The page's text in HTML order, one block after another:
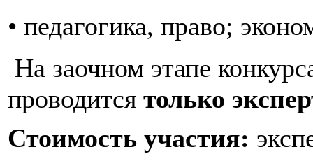
• педагогика, право;
На заочном этапе
проводится только
Стоимость участия: